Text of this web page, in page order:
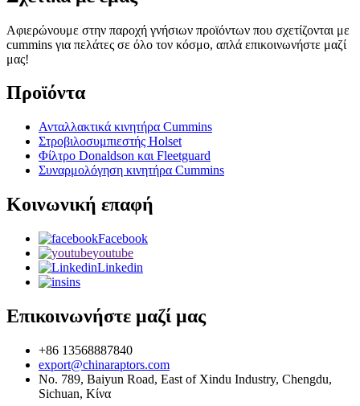
Αφιερώνουμε στην παροχή γνήσιων προϊόντων που σχετίζονται με
cummins για πελάτες σε όλο τον κόσμο, απλά επικοινωνήστε μαζί
μας!
Προϊόντα
Ανταλλακτικά κινητήρα Cummins
Στροβιλοσυμπιεστής Holset
Φίλτρο Donaldson και Fleetguard
Συναρμολόγηση κινητήρα Cummins
Κοινωνική επαφή
Facebook
youtube
Linkedin
ins
Επικοινωνήστε μαζί μας
+86 13568887840
export@chinaraptors.com
No. 789, Baiyun Road, East of Xindu Industry, Chengdu,
Sichuan, Κίνα